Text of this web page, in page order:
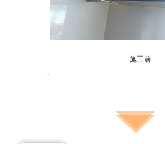
施工前